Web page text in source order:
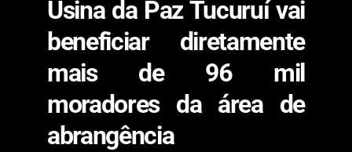
Usina da Paz Tucuruí vai
beneficiar diretamente
mais de 96 mil
moradores da área de
abrangência